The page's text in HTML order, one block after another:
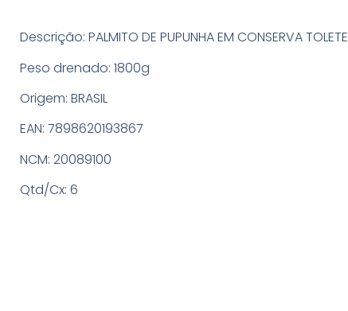
Descrição: PALMITO DE PUPUNHA EM CONSERVA TOLETE
Peso drenado: 1800g
Origem:BRASIL
EAN: 7898620193867
NCM: 20089100
Qtd/Cx: 6